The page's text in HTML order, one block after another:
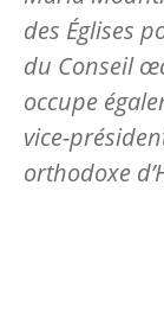
des Églises
du Conseil
occupe
vice-
orthodoxe